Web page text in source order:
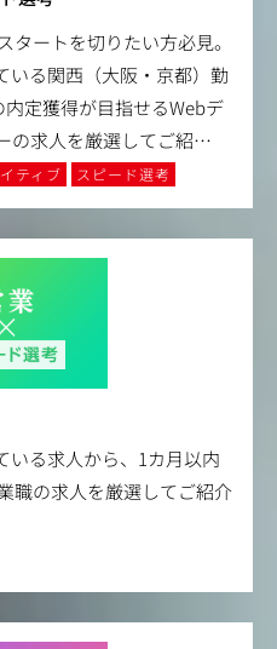
ートを切りたい方必見。
いる関西（大阪・京都）勤
定獲得が目指せるWebデ
の求人を厳選してご紹…
ティブ スピード選考
いる求人から、1カ月以内
職の求人を厳選してご紹介